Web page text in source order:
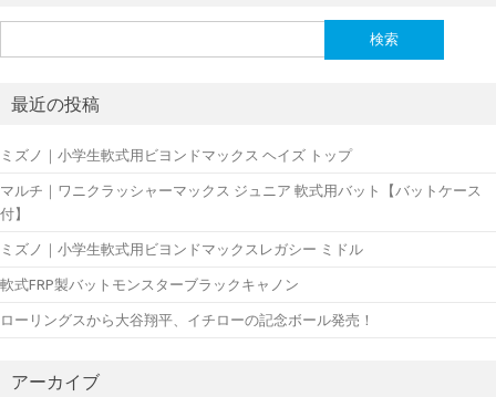
索:
最近の投稿
ミズノ｜小学生軟式用ビヨンドマックス ヘイズ トップ
マルチ｜ワニクラッシャーマックス ジュニア 軟式用バット【バットケース
付】
ミズノ｜小学生軟式用ビヨンドマックスレガシー ミドル
軟式FRP製バットモンスターブラックキャノン
ローリングスから大谷翔平、イチローの記念ボール発売！
アーカイブ